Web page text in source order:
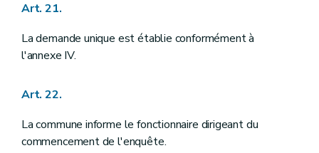
Art. 21.
La demande unique est établie conformément à
l'annexe IV.
Art. 22.
La commune informe le fonctionnaire dirigeant du
commencement de l'enquête.